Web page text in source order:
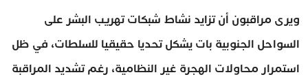
ويرى مراقبون أن تزايد نشاط شبكات تهريب البشر على
السواحل الجنوبية بات يشكل تحديا حقيقيا للسلطات، في ظل
استمرار محاولات الهجرة غير النظامية، رغم تشديد المراقبة